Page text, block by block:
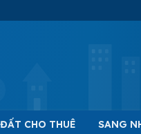
CHO THUÊ SANG